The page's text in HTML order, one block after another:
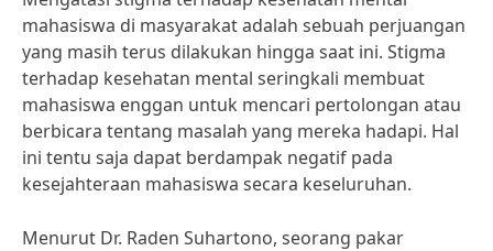
mahasiswa di masyarakat adalah sebuah perjuangan
yang masih terus dilakukan hingga saat ini. Stigma
terhadap kesehatan mental seringkali membuat
mahasiswa enggan untuk mencari pertolongan atau
berbicara tentang masalah yang mereka hadapi. Hal
ini tentu saja dapat berdampak negatif pada
kesejahteraan mahasiswa secara keseluruhan.
Menurut Dr. Raden Suhartono, seorang pakar